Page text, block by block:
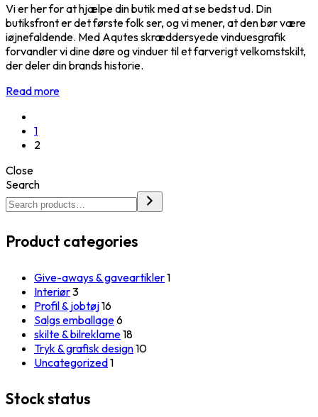
Vi er her for at hjælpe din butik med at se bedst ud. Din
butiksfront er det første folk ser, og vi mener, at den bør være
iøjnefaldende. Med Aqutes skræddersyede vinduesgrafik
forvandler vi dine døre og vinduer til et farverigt velkomstskilt,
der deler din brands historie.
Read more
1
2
Close
Search
Product categories
Give-aways & gaveartikler1
Interiør3
Profil & jobtøj16
Salgs emballage6
skilte & bilreklame18
Tryk & grafisk design10
Uncategorized1
Stock status